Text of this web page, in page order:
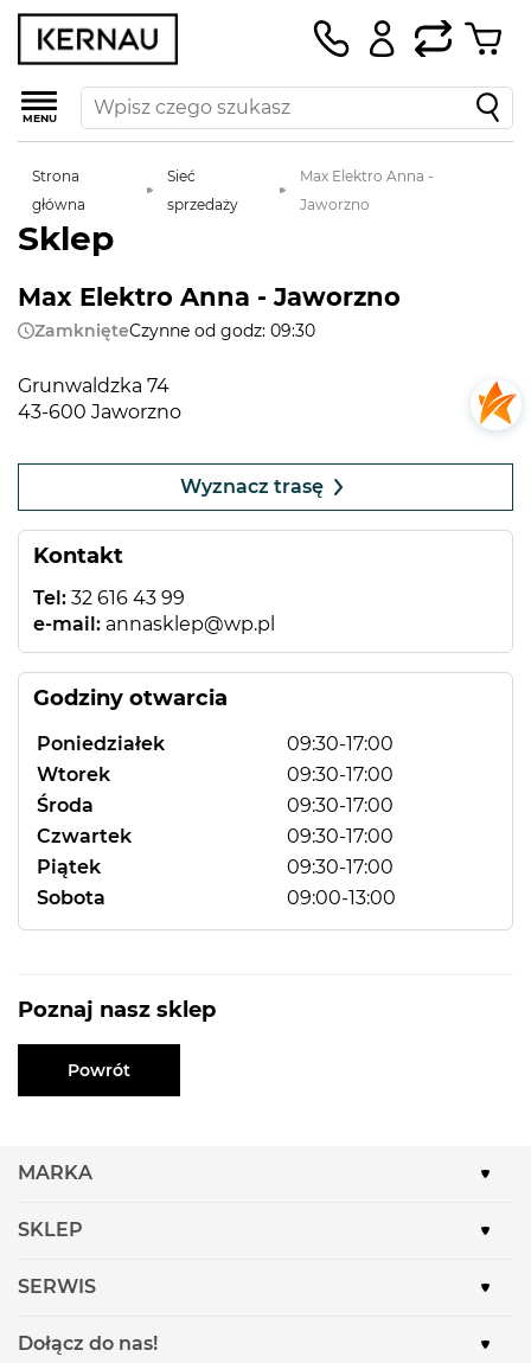
MENU
Strona
główna
Sieć
sprzedaży
Max Elektro Anna -
Jaworzno
Sklep
Max Elektro Anna - Jaworzno
ZamknięteCzynne od godz: 09:30
Grunwaldzka 74
43-600 Jaworzno
Kontakt
Tel: 32 616 43 99
e-mail: annasklep@wp.pl
Godziny otwarcia
Poniedziałek
09:30-17:00
Wtorek
09:30-17:00
Środa
09:30-17:00
Czwartek
09:30-17:00
Piątek
09:30-17:00
Sobota
09:00-13:00
−
contributors
Wyznacz trasę
Poznaj nasz sklep
Powrót
MARKA
SKLEP
SERWIS
Dołącz do nas!